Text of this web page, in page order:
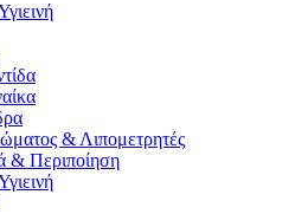
& Λιπομετρητές
& Περιποίηση